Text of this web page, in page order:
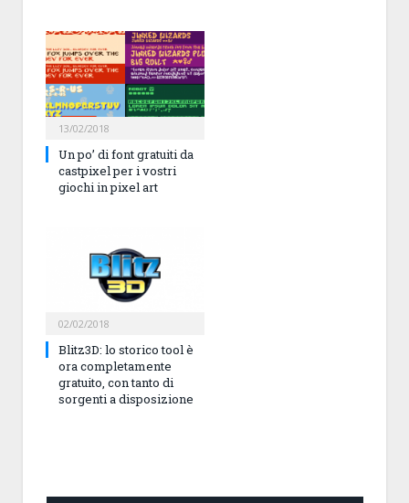
13/02/2018
Un po’ di font gratuiti da
castpixel per i vostri
giochi in pixel art
02/02/2018
Blitz3D: lo storico tool è
ora completamente
gratuito, con tanto di
sorgenti a disposizione